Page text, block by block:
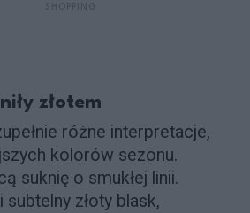
złotem
różne interpretacje,
kolorów sezonu.
suknię o smukłej linii.
złoty blask,